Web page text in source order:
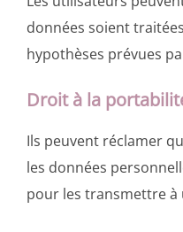
données soient
hypothèses prévues
Droit à la
Ils peuvent réclamer
les données
pour les transmettre à